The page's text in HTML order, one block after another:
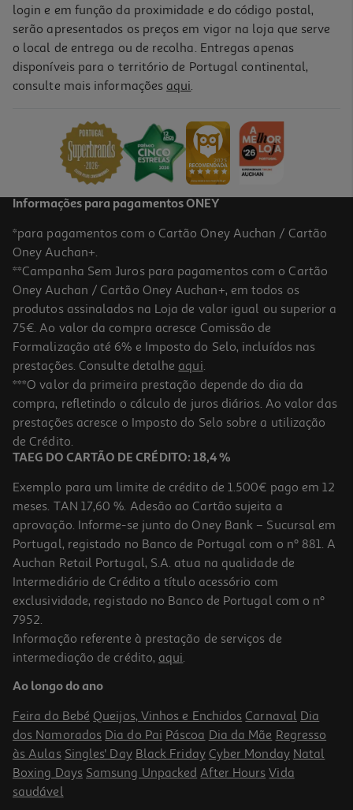
Bloco Notas Liso Auchan A5 80 Folhas Vintage Palette
Capa Auchan A4 Com Elástico Vintage Palette
1.59 €/un
1,59 €
Caderno A5 Super Mario
12.99 €/un
12,99 €
login e em função da proximidade e do código postal,
serão apresentados os preços em vigor na loja que serve
o local de entrega ou de recolha. Entregas apenas
disponíveis para o território de Portugal continental,
consulte mais informações aqui.
Informações para pagamentos ONEY
*para pagamentos com o Cartão Oney Auchan / Cartão
Oney Auchan+.
**Campanha Sem Juros para pagamentos com o Cartão
Oney Auchan / Cartão Oney Auchan+, em todos os
produtos assinalados na Loja de valor igual ou superior a
75€. Ao valor da compra acresce Comissão de
Formalização até 6% e Imposto do Selo, incluídos nas
prestações. Consulte detalhe aqui.
***O valor da primeira prestação depende do dia da
compra, refletindo o cálculo de juros diários. Ao valor das
prestações acresce o Imposto do Selo sobre a utilização
de Crédito.
TAEG DO CARTÃO DE CRÉDITO: 18,4 %
Exemplo para um limite de crédito de 1.500€ pago em 12
meses. TAN 17,60 %. Adesão ao Cartão sujeita a
aprovação. Informe-se junto do Oney Bank – Sucursal em
Portugal, registado no Banco de Portugal com o nº 881. A
Auchan Retail Portugal, S.A. atua na qualidade de
Intermediário de Crédito a título acessório com
exclusividade, registado no Banco de Portugal com o nº
7952.
Informação referente à prestação de serviços de
intermediação de crédito, aqui.
Ao longo do ano
Feira do Bebé Queijos, Vinhos e Enchidos Carnaval Dia
dos Namorados Dia do Pai Páscoa Dia da Mãe Regresso
às Aulas Singles' Day Black Friday Cyber Monday Natal
Boxing Days Samsung Unpacked After Hours Vida
saudável